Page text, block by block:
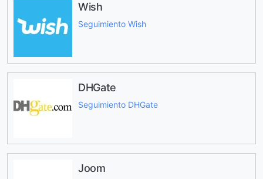
Wish
Seguimiento Wish
DHGate
Seguimiento DHGate
Joom